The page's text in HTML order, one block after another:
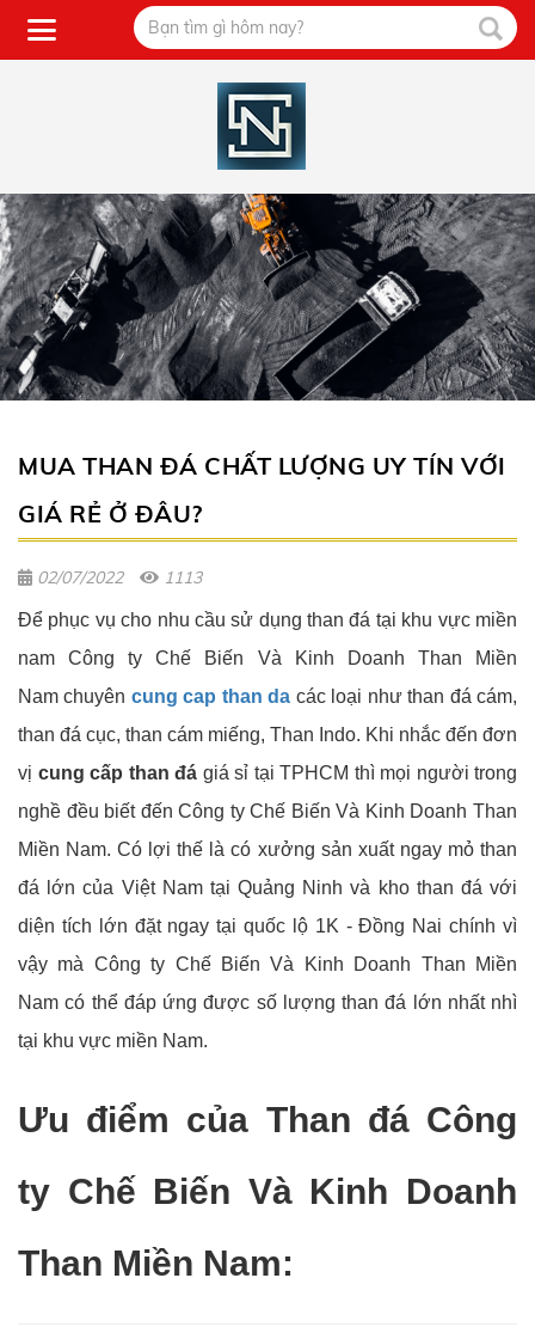
MUA THAN ĐÁ CHẤT LƯỢNG UY TÍN VỚI
GIÁ RẺ Ở ĐÂU?
02/07/2022 1113
Để phục vụ cho nhu cầu sử dụng than đá tại khu vực miền
nam Công ty Chế Biến Và Kinh Doanh Than Miền
Nam chuyên cung cap than da các loại như than đá cám,
than đá cục, than cám miếng, Than Indo. Khi nhắc đến đơn
vị cung cấp than đá giá sỉ tại TPHCM thì mọi người trong
nghề đều biết đến Công ty Chế Biến Và Kinh Doanh Than
Miền Nam. Có lợi thế là có xưởng sản xuất ngay mỏ than
đá lớn của Việt Nam tại Quảng Ninh và kho than đá với
diện tích lớn đặt ngay tại quốc lộ 1K - Đồng Nai chính vì
vậy mà Công ty Chế Biến Và Kinh Doanh Than Miền
Nam có thể đáp ứng được số lượng than đá lớn nhất nhì
tại khu vực miền Nam.
Ưu điểm của Than đá Công
ty Chế Biến Và Kinh Doanh
Than Miền Nam: